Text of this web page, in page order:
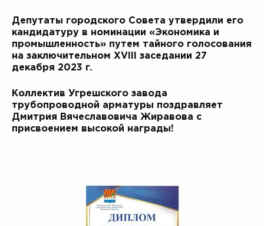
Депутаты городского Совета утвердили его
кандидатуру в номинации «Экономика и
промышленность» путем тайного голосования
на заключительном XVIII заседании 27
декабря 2023 г.
Коллектив Угрешского завода
трубопроводной арматуры поздравляет
Дмитрия Вячеславовича Жиравова с
присвоением высокой награды!